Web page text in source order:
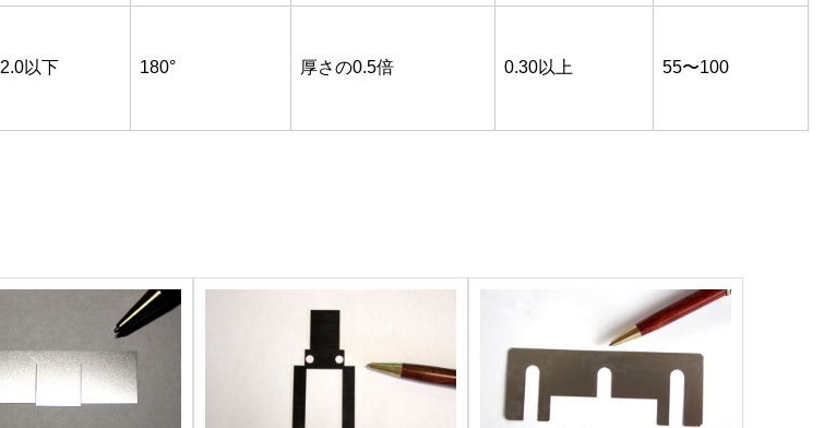
2.0以下 180° 厚さの0.5倍 0.30以上 55〜100